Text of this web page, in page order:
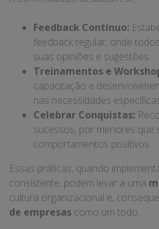
Feedback Contínuo:
feedback regular, onde
suas opiniões e sugestões.
Treinamentos e
capacitação e
nas necessidades
Celebrar Conquistas:
sucessos, por menores que
comportamentos positivos.
Essas práticas, quando
consistente, podem levar a uma
cultura organizacional e,
de empresas como um todo.